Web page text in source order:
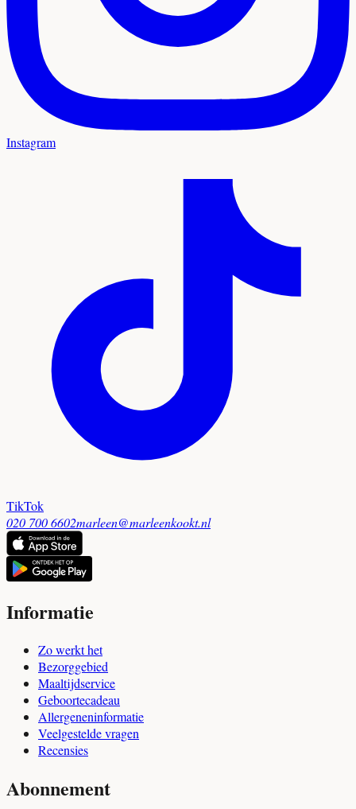
Instagram
TikTok
020 700 6602marleen@marleenkookt.nl
Informatie
Zo werkt het
Bezorggebied
Maaltijdservice
Geboortecadeau
Allergeneninformatie
Veelgestelde vragen
Recensies
Abonnement